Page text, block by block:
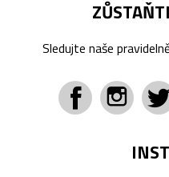
Sledujte naše